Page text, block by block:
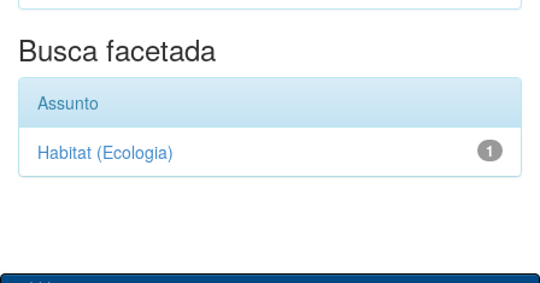
Busca facetada
Assunto
1
Habitat (Ecologia)